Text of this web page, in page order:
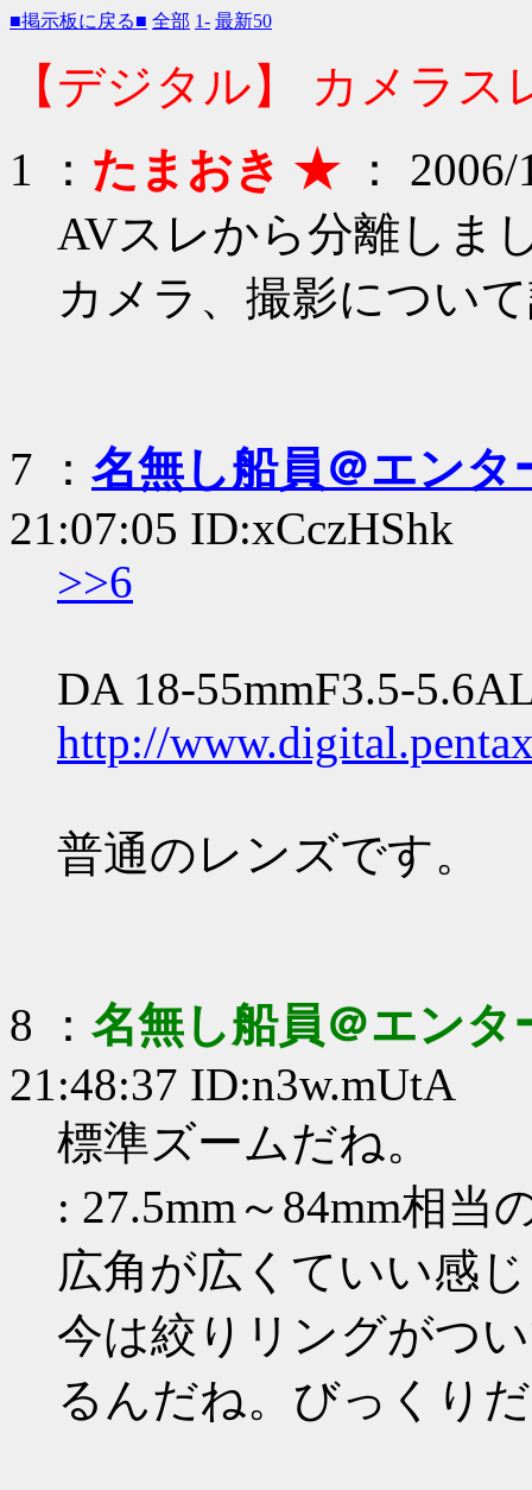
■掲示板に戻る■ 全部 1- 最新50
【デジタル】 カメラス
1 ： たまおき ★： 2006/
AVスレから分離しま
カメラ、撮影につい
7 ： 名無し船員＠エンタ
21:07:05 ID:xCczHShk
>>6
DA 18-55mmF3.5-
http://
普通のレンズです。
8 ： 名無し船員＠エンタ
21:48:37 ID:n3w.mUtA
標準ズームだね。
: 27.5mm～84mm相当
広角が広くていい感
今は絞りリングがつ
るんだね。びっくり